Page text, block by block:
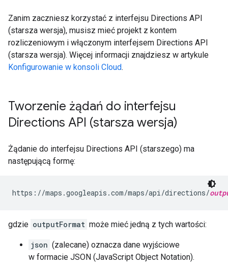
Zanim zaczniesz korzystać z interfejsu Directions API
(starsza wersja), musisz mieć projekt z kontem
rozliczeniowym i włączonym interfejsem Directions API
(starsza wersja). Więcej informacji znajdziesz w artykule
Konfigurowanie w konsoli Cloud.
Tworzenie żądań do interfejsu
Directions API (starsza wersja)
Żądanie do interfejsu Directions API (starszego) ma
następującą formę:
https://maps.googleapis.com/maps/api/directions/
gdzie outputFormat może mieć jedną z tych wartości:
json (zalecane) oznacza dane wyjściowe
w formacie JSON (JavaScript Object Notation).